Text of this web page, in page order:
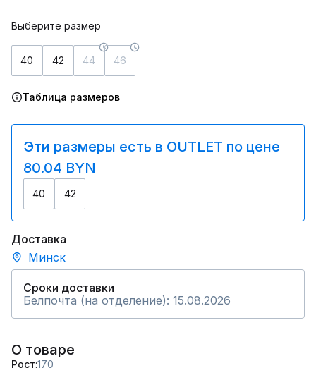
Выберите размер
40 42 44 46
Таблица размеров
Эти размеры есть в OUTLET по цене
80.04 BYN
40 42
Доставка
Минск
Сроки доставки
Белпочта (на отделение): 15.08.2026
О товаре
Рост 170